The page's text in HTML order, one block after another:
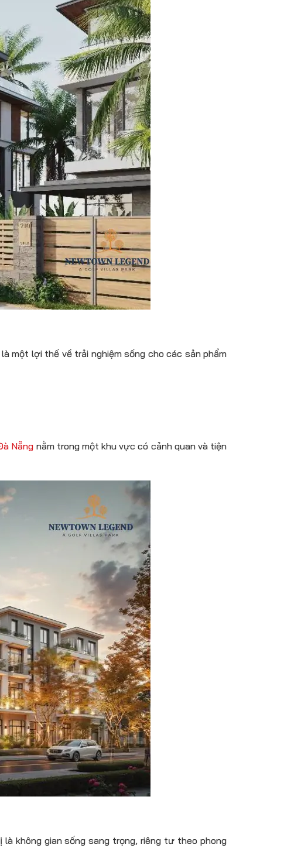
một lợi thế về trải nghiệm sống cho các sản phẩm
Nẵng nằm trong một khu vực có cảnh quan và tiện
không gian sống sang trọng, riêng tư theo phong